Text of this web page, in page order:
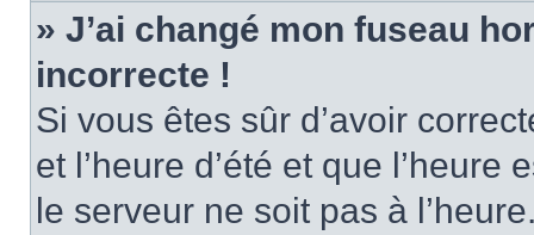
» J’ai changé mon fuseau
incorrecte !
Si vous êtes sûr d’avoir
et l’heure d’été et que
le serveur ne soit pas à